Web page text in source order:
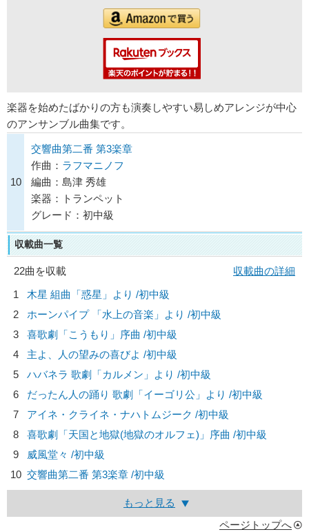
楽器を始めたばかりの方も演奏しやすい易しめアレンジが中心
のアンサンブル曲集です。
10
交響曲第二番 第3楽章
作曲： ラフマニノフ
編曲：島津 秀雄
楽器：トランペット
グレード：初中級
収載曲一覧
22曲を収載
収載曲の詳細
1
木星 組曲「惑星」より /初中級
2
ホーンパイプ 「水上の音楽」より /初中級
3
喜歌劇「こうもり」序曲 /初中級
4
主よ、人の望みの喜びよ /初中級
5
ハバネラ 歌劇「カルメン」より /初中級
6
だったん人の踊り 歌劇「イーゴリ公」より /初中級
7
アイネ・クライネ・ナハトムジーク /初中級
8
喜歌劇「天国と地獄(地獄のオルフェ)」序曲 /初中級
9
威風堂々 /初中級
10 交響曲第二番 第3楽章 /初中級
もっと見る
ページトップへ